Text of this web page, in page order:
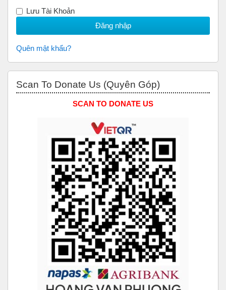
Lưu Tài Khoản
Quên mật khẩu?
Scan To Donate Us (Quyên Góp)
SCAN TO DONATE US